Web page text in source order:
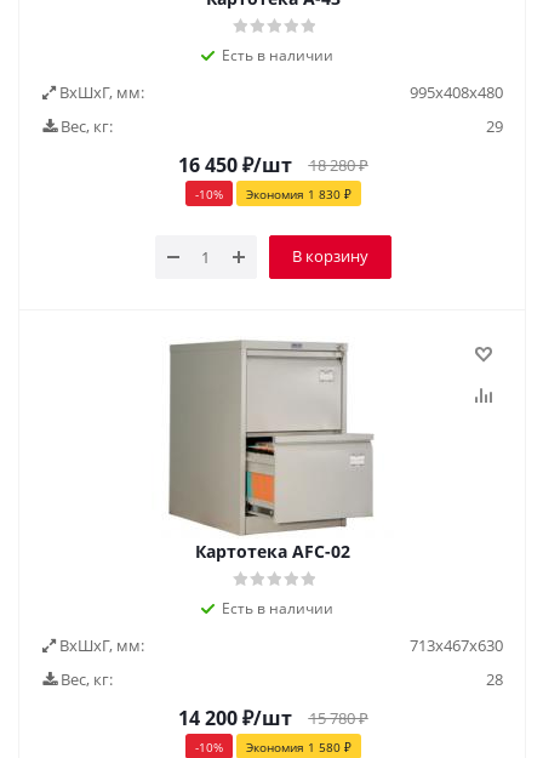
Есть в наличии
ВxШxГ, мм:
995х408х480
Вес, кг:
29
16 450₽/шт 18 280₽
-10% Экономия 1 830₽
В корзину
Картотека AFC-02
Есть в наличии
ВxШxГ, мм:
713х467х630
Вес, кг:
28
14 200₽/шт 15 780₽
-10% Экономия 1 580₽